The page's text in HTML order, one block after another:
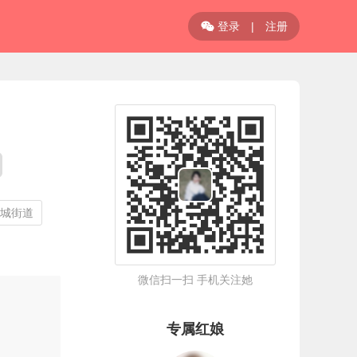
登录 | 注册
街道
微信扫一扫 手机关注她
专属红娘